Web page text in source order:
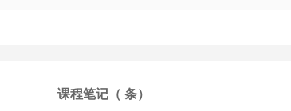
课程笔记（ 条）